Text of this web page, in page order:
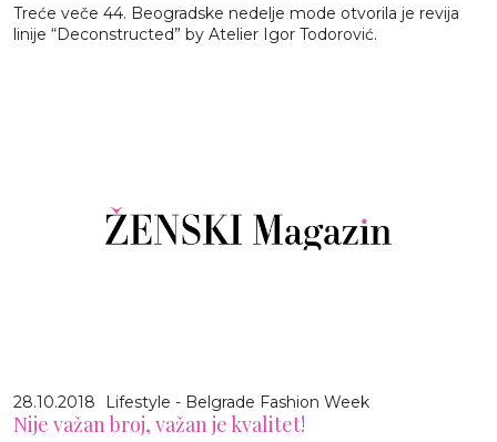
Treće veče 44. Beogradske nedelje mode otvorila je revija
linije “Deconstructed” by Atelier Igor Todorović.
28.10.2018 Lifestyle - Belgrade Fashion Week
Nije važan broj, važan je kvalitet!